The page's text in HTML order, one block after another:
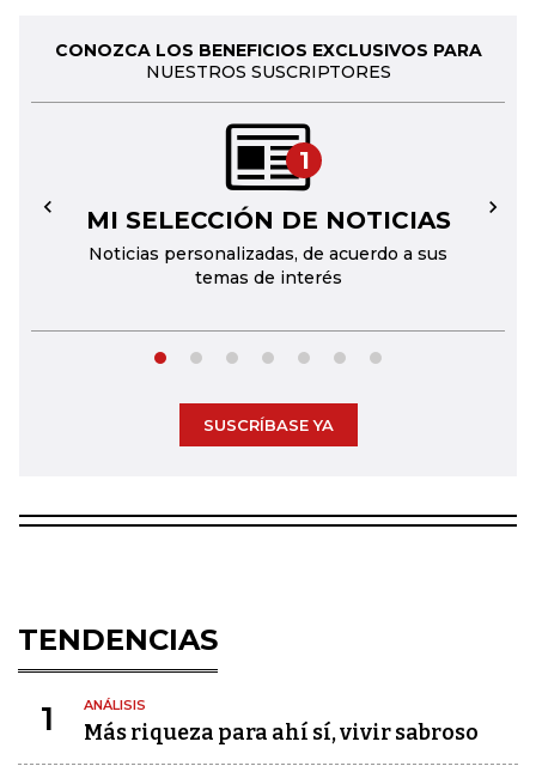
CONOZCA LOS BENEFICIOS EXCLUSIVOS PARA
NUESTROS SUSCRIPTORES
1
MI SELECCIÓN DE NOTICIAS
Noticias personalizadas, de acuerdo a sus
temas de interés
← →
SUSCRÍBASE YA
TENDENCIAS
1 ANÁLISIS
Más riqueza para ahí sí, vivir sabroso